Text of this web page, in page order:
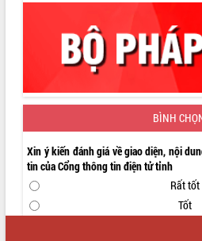
Lương Văn Chánh năm 2026
Phó Bí thư Tỉnh ủy Đắk Lắk Đỗ Hữu
Huy giữ chức Bí thư Đảng ủy Ủy Ban
Bệnh án điện tử thúc đẩy chuyển đổi
không gian tri thức trong thời đại số
Đánh giá, rút kinh nghiệm công tác tổ
chức diễn tập trước ngày bầu cử
Chương trình “Gặp gỡ hữu nghị –
BÌNH
Xin ý kiến đánh giá về giao diện, nội
tin của Cổng thông tin điện tử tỉnh
Rất tốt
Tốt